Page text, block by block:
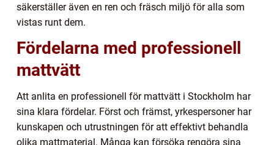
säkerställer även en ren och fräsch miljö för alla som
vistas runt dem.
Fördelarna med professionell
mattvätt
Att anlita en professionell för mattvätt i Stockholm har
sina klara fördelar. Först och främst, yrkespersoner har
kunskapen och utrustningen för att effektivt behandla
olika mattmaterial. Många kan försöka rengöra sina